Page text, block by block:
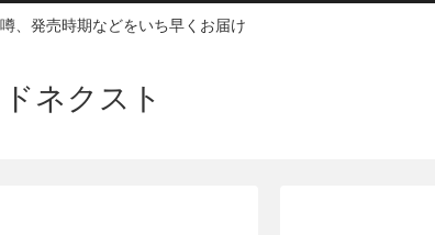
、発売時期などをいち早くお届け
ネクスト